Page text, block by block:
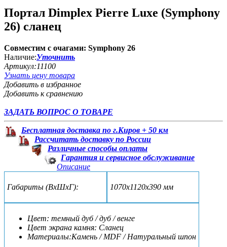
Портал Dimplex Pierre Luxe (Symphony
26) сланец
Совместим с очагами: Symphony 26
Наличие:Уточнить
Артикул:11100
Узнать цену товара
Добавить в избранное
Добавить к сравнению
ЗАДАТЬ ВОПРОС О ТОВАРЕ
Бесплатная доставка по г.Киров + 50 км
Рассчитать доставку по России
Различные способы оплаты
Гарантия и сервисное обслуживание
Описание
Габариты (ВxШxГ): 1070х1120х390 мм
Цвет: темный дуб / дуб / венге
Цвет экрана камня: Сланец
Материалы:Камень / MDF / Натуральный шпон